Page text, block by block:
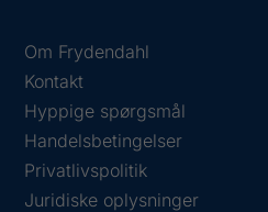
Om Frydendahl
Kontakt
Hyppige spørgsmål
Handelsbetingelser
Privatlivspolitik
Juridiske oplysninger